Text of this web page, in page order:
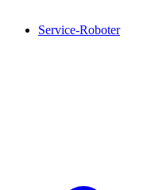
Service-Roboter